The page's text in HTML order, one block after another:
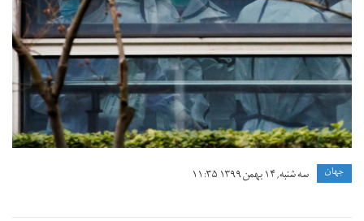
snapshot.jpg
جهان سه شنبه, ۱۴ بهمن ۱۳۹۹ ۱۱:۳۵